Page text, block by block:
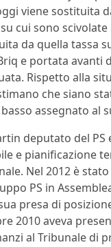
viene sostituita
cui sono
da quella tassa
e portata avanti
Rispetto alla
che siano
assegnato al
deputato del PS
e pianificazione
Nel 2012 è
PS in
presa di
2010 aveva
al Tribunale di